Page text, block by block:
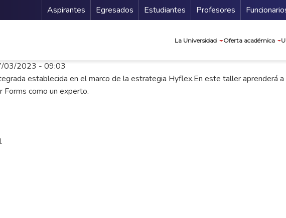
Menu Secundario
Aspirantes Egresados Estudiantes Profesores
La Universidad Oferta académica
03/2023 - 09:03
establecida en el marco de la estrategia Hyflex.En este taller aprenderá
Forms como un experto.